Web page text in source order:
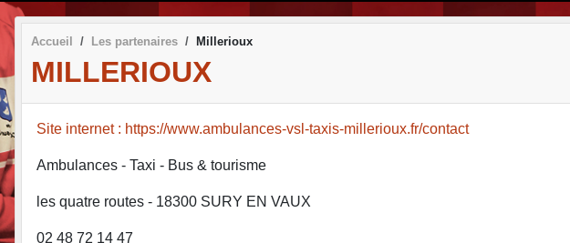
Accueil Les partenaires Millerioux
MILLERIOUX
Site internet : https://www.ambulances-vsl-taxis-millerioux.fr/contact
Ambulances - Taxi - Bus & tourisme
les quatre routes - 18300 SURY EN VAUX
02 48 72 14 47